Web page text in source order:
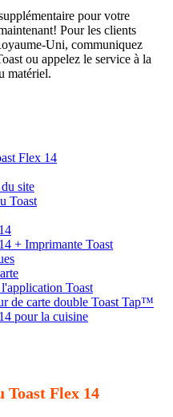
pour votre
Pour les clients
Uni, communiquez
ou appelez le service à la
matériel.
Flex 14
site
Toast
+ Imprimante Toast
Toast
de carte double Toast Tap™
pour la cuisine
Flex 14